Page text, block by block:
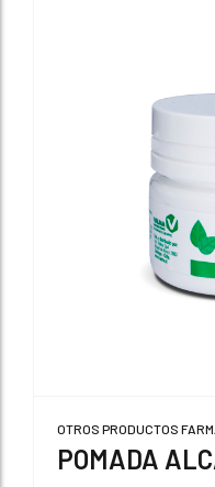
OTROS PRODUCTOS
POMADA